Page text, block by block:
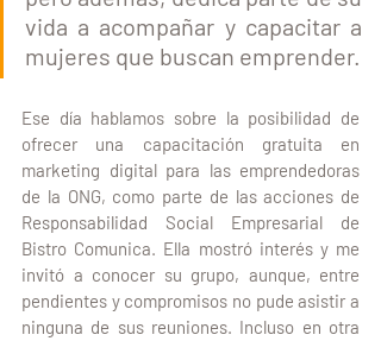
vida a acompañar y capacitar a
mujeres que buscan emprender.
Ese día hablamos sobre la posibilidad de
ofrecer una capacitación gratuita en
marketing digital para las emprendedoras
de la ONG, como parte de las acciones de
Responsabilidad Social Empresarial de
Bistro Comunica. Ella mostró interés y me
invitó a conocer su grupo, aunque, entre
pendientes y compromisos no pude asistir a
ninguna de sus reuniones. Incluso en otra